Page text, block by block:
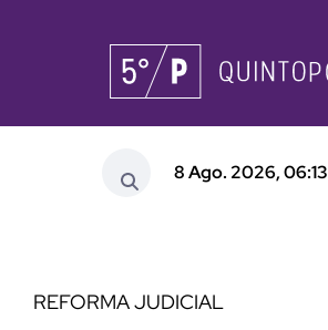
8 Ago. 2026, 06:13
REFORMA JUDICIAL